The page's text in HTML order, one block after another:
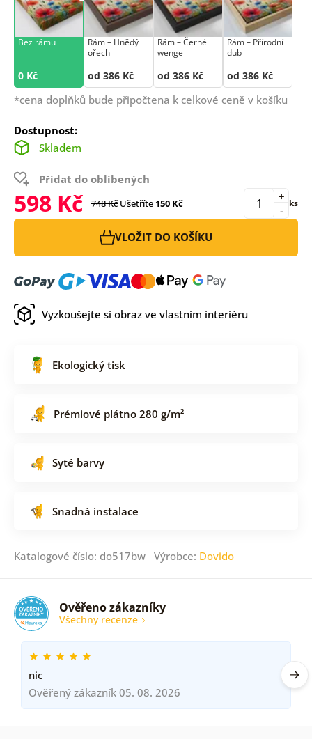
Bez rámu
0 Kč
Rám –⁠⁠⁠⁠⁠⁠ Hnědý
ořech
od 386 Kč
Rám –⁠⁠⁠⁠⁠⁠ Černé
wenge
od 386 Kč
Rám –⁠⁠⁠⁠⁠⁠ Přírodní
dub
od 386 Kč
*cena doplňků bude připočtena k celkové ceně v košíku
Dostupnost:
Skladem
Přidat do oblíbených
598 Kč 748 Kč Ušetříte150 Kč -
+ ks
VLOŽIT DO KOŠÍKU
Vyzkoušejte si obraz ve vlastním interiéru
Ekologický tisk
Prémiové plátno 280 g/m²
Syté barvy
Snadná instalace
Katalogové číslo: do517bw Výrobce: Dovido
Ověřeno zákazníky
Všechny recenze
nic
Ověřený zákazník 05. 08. 2026